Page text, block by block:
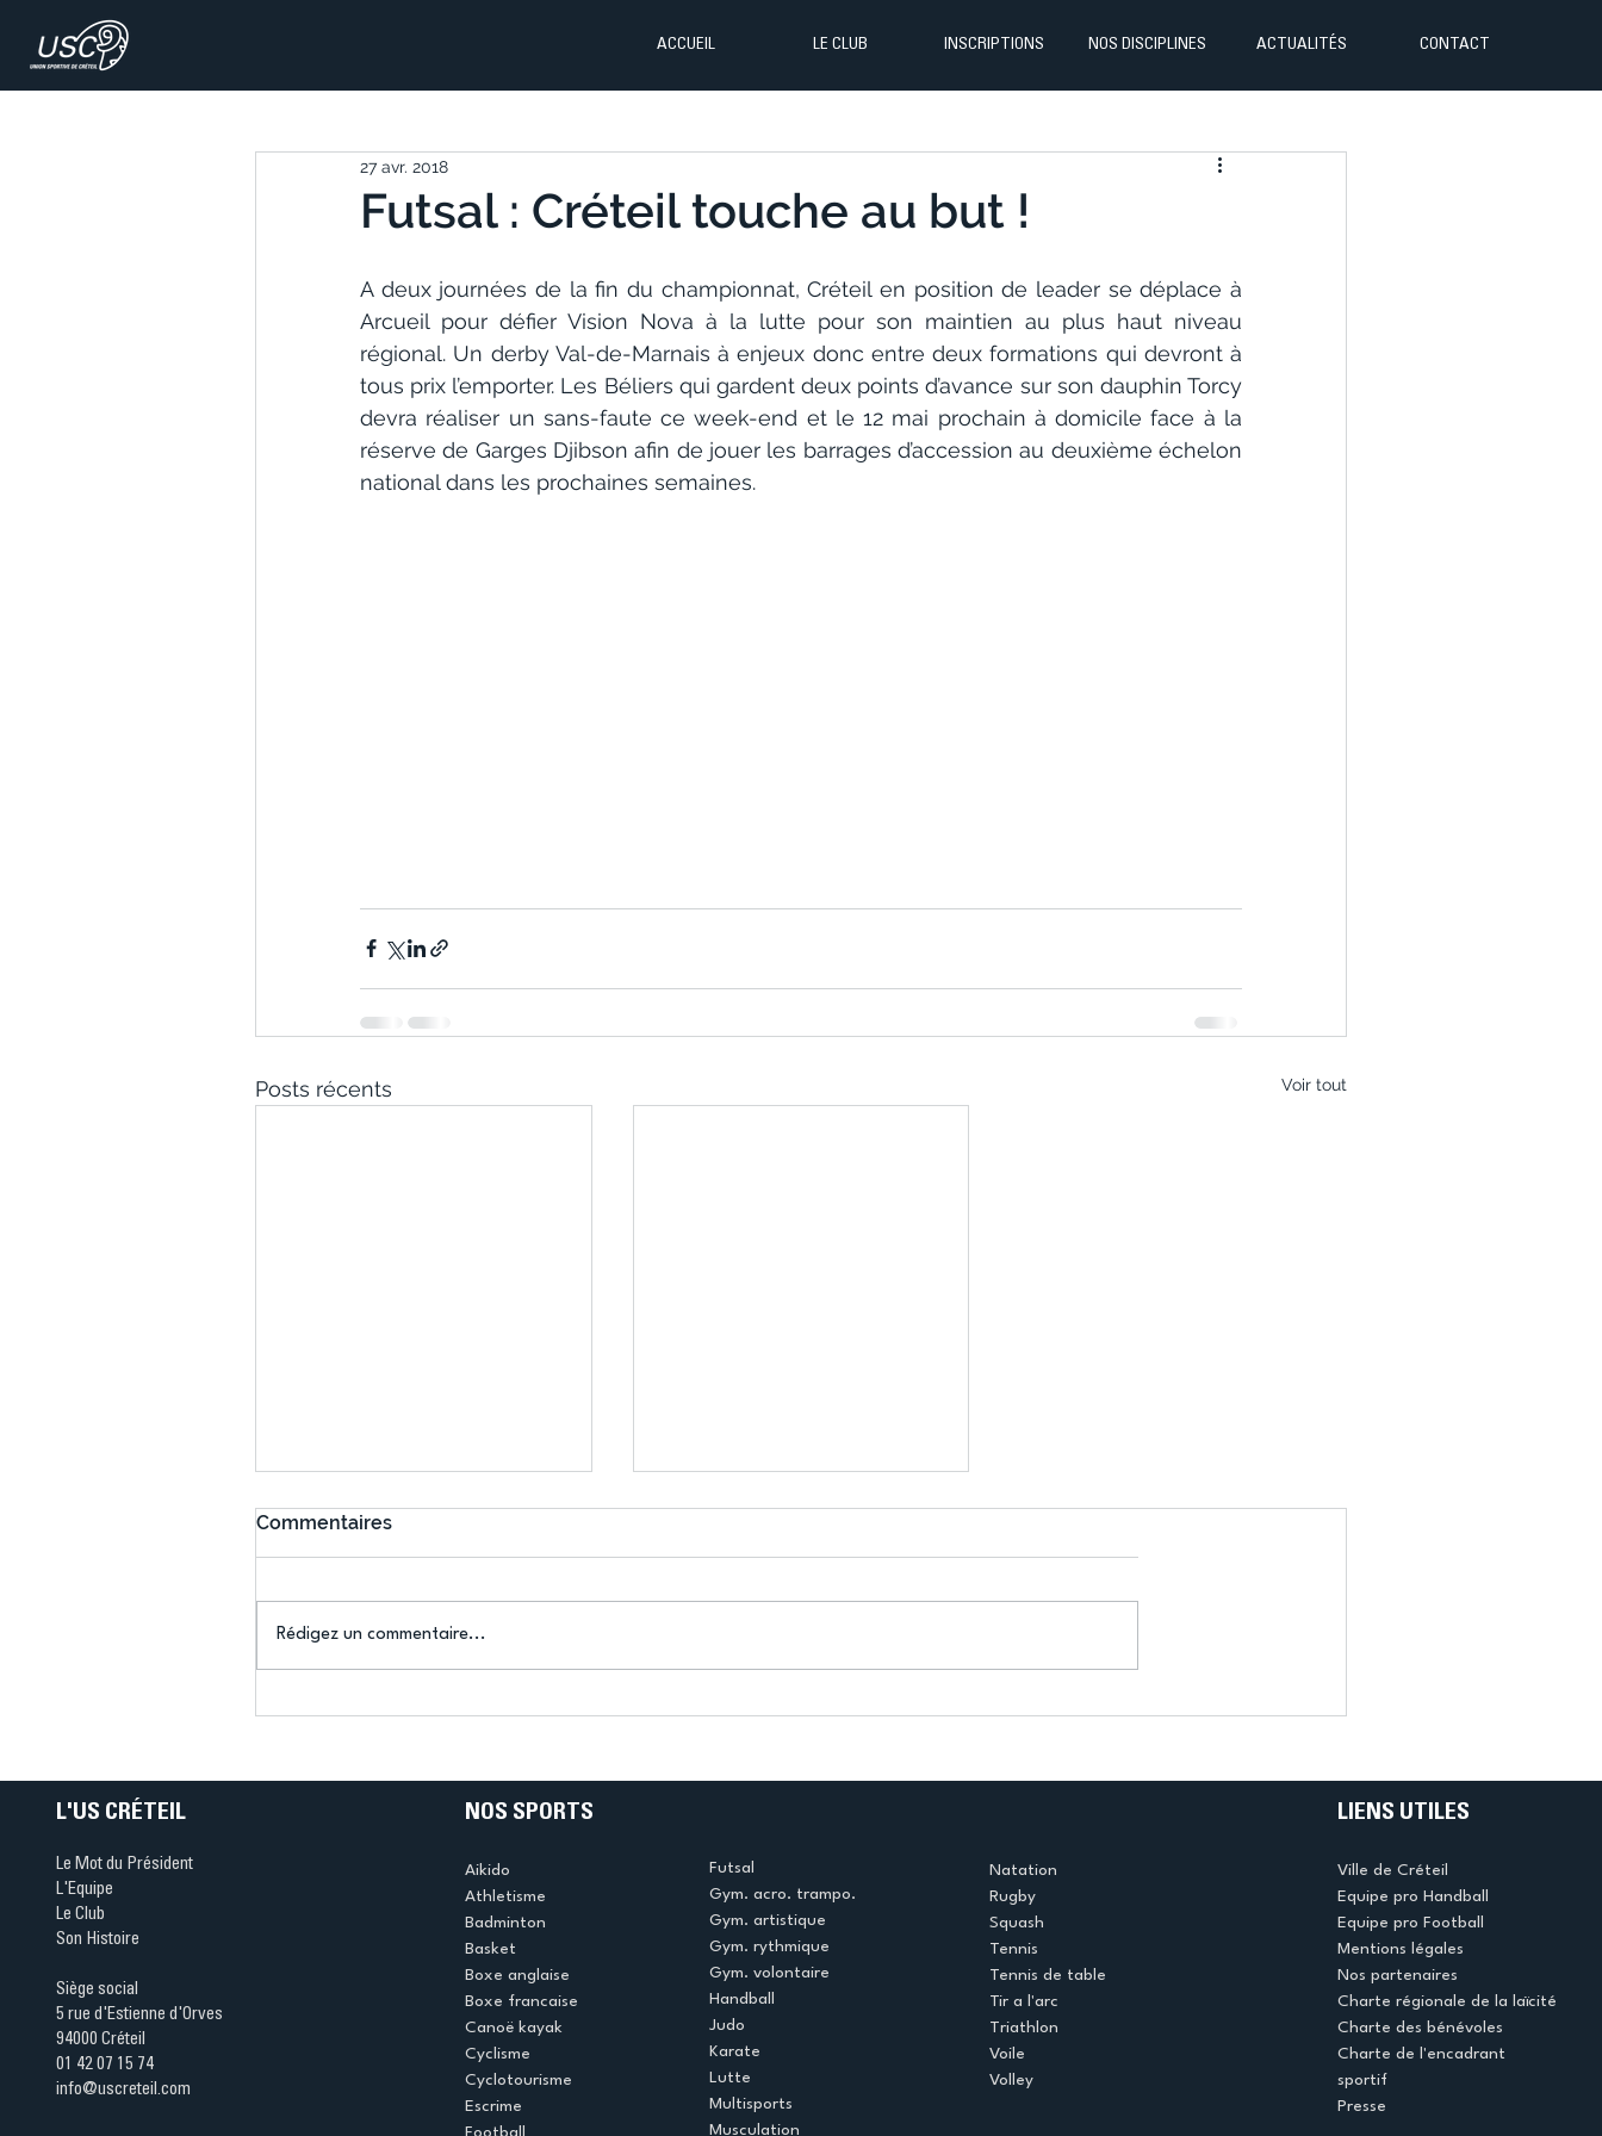
ACCUEIL LE CLUB INSCRIPTIONS NOS DISCIPLINES ACTUALITÉS CONTACT
Futsal : Créteil touche au but !
27 avr. 2018
A deux journées de la fin du championnat, Créteil en position de leader se déplace à
Arcueil pour défier Vision Nova à la lutte pour son maintien au plus haut niveau
régional. Un derby Val-de-Marnais à enjeux donc entre deux formations qui devront à
tous prix l’emporter. Les Béliers qui gardent deux points d’avance sur son dauphin Torcy
devra réaliser un sans-faute ce week-end et le 12 mai prochain à domicile face à la
réserve de Garges Djibson afin de jouer les barrages d’accession au deuxième échelon
national dans les prochaines semaines.
Posts récents Voir tout
Commentaires
Rédigez un commentaire...
L'US CRÉTEIL
Le Mot du Président
L'Equipe
Le Club
Son Histoire
Siège social
5 rue d'Estienne d'Orves
94000 Créteil
01 42 07 15 74
info@uscreteil.com
NOS SPORTS
Aikido
Athletisme
Badminton
Basket
Boxe anglaise
Boxe francaise
Canoë kayak
Cyclisme
Cyclotourisme
Escrime
Futsal
Gym. acro. trampo.
Gym. artistique
Gym. rythmique
Gym. volontaire
Handball
Judo
Karate
Lutte
Multisports
Musculation
Natation
Rugby
Squash
Tennis
Tennis de table
Tir a l'arc
Triathlon
Voile
Volley
LIENS UTILES
Ville de Créteil
Equipe pro Handball
Equipe pro Football
Mentions légales
Nos partenaires
Charte régionale de la laïcité
Charte des bénévoles
Charte de l'encadrant
sportif
Presse